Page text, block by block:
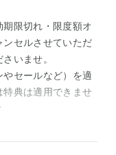
限切れ・限度額オ
ンセルさせていただ
いませ。
セールなど）を適
特典は適用できませ